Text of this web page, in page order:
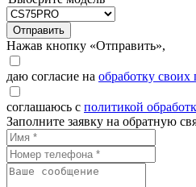
Отправить
Нажав кнопку «Отправить»,
даю согласие на обработку
соглашаюсь с политикой
Заполните заявку на обратную